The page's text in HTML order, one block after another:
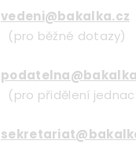
vedeni@bakalka.cz
(pro běžné dotazy)
(pro přidělení